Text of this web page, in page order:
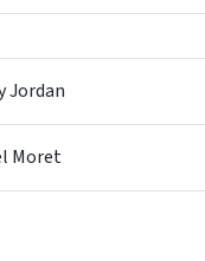
Jordan
Moret